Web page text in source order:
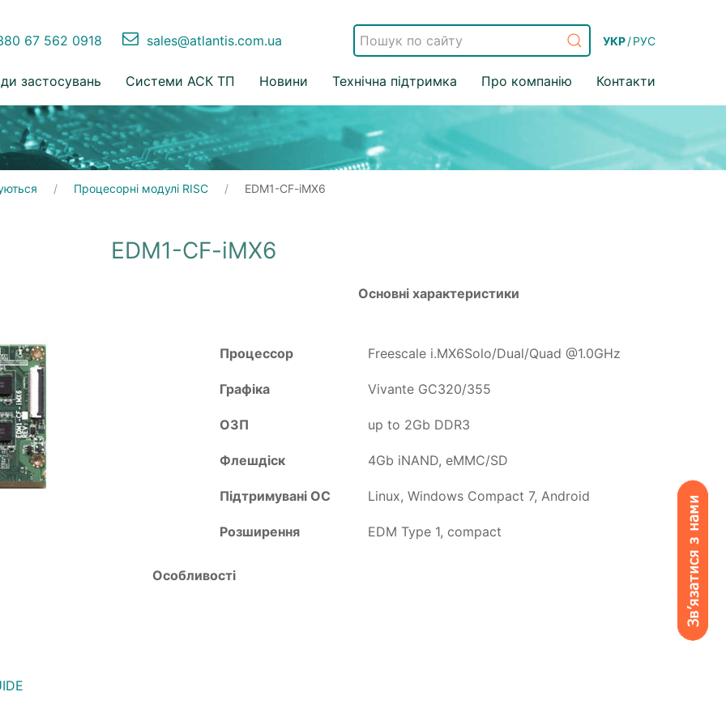
67 562 0918 sales@atlantis.com.ua УКР/РУС
застосувань Системи АСК ТП Новини Технічна підтримка Про компанію Контакти
Процесорні модулі RISC EDM1-CF-iMX6
EDM1-CF-iMX6
Основні характеристики
Процессор Freescale i.MX6Solo/Dual/Quad @1.0GHz
Графіка Vivante GC320/355
ОЗП up to 2Gb DDR3
Флешдіск 4Gb iNAND, eMMC/SD
Підтримувані ОС Linux, Windows Compact 7, Android
Розширення EDM Type 1, compact
Особливості